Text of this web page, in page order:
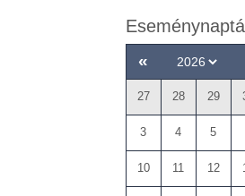
«
27 28 29
3 4 5
10 11 12